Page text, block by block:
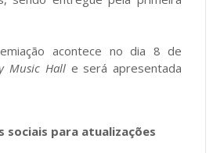
acontece no dia 8 de
Music Halle será apresentada
sociais para atualizações